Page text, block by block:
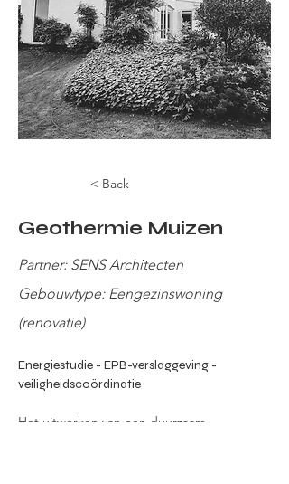
< Back
Geothermie Muizen
Partner: SENS Architecten
Gebouwtype: Eengezinswoning
(renovatie)
Energiestudie - EPB-verslaggeving -
veiligheidscoördinatie
Het uitwerken van een duurzaam